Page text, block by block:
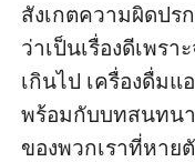
สังเกตความผิดป
ว่าเป็นเรื่องดีเพร
เกินไป เครื่องดื่ม
พร้อมกับบทสนทนา
ของพวกเราที่หาย